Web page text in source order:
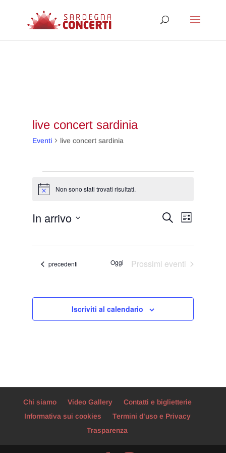
live concert sardinia
Eventi live concert sardinia
Eventi
Notice Non sono stati trovati risultati.
Eventi
e
viste
CercaEvento
Lista
In arrivo
la
data.Eventi
precedenti Oggi Prossimi eventi
Iscriviti al calendario
Chi siamo Video Gallery
Contatti e biglietterie
Informativa sui cookies
Termini d’uso e Privacy
Trasparenza